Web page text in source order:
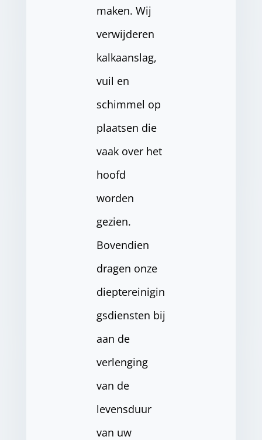
maken. Wij
verwijderen
kalkaanslag,
vuil en
schimmel op
plaatsen die
vaak over het
hoofd
worden
gezien.
Bovendien
dragen onze
dieptereinigin
gsdiensten bij
aan de
verlenging
van de
levensduur
van uw